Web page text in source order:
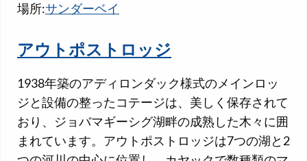
場所:サンダーベイ
アウトポストロッジ
1938年築のアディロンダック様式のメインロッ
ジと設備の整ったコテージは、美しく保存されて
おり、ジョバマギーシグ湖畔の成熟した木々に囲
まれています。アウトポストロッジは7つの湖と2